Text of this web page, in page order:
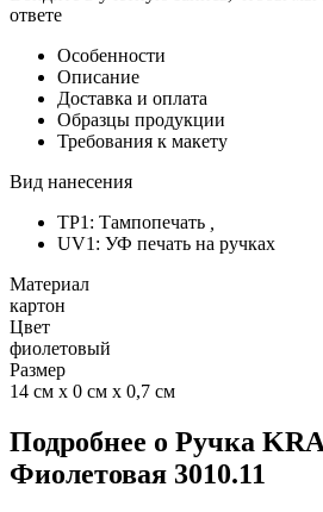
ответе
Особенности
Описание
Доставка и оплата
Образцы продукции
Требования к макету
Вид нанесения
TP1: Тампопечать
UV1: УФ печать на ручках
Материал
картон
Цвет
фиолетовый
Размер
14 см х 0 см х 0,7 см
Подробнее о Ручка
Фиолетовая 3010.11